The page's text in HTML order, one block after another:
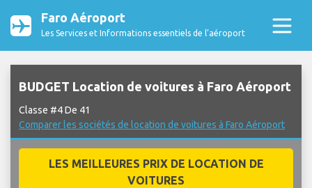
Faro Aéroport
Les Services et Informations essentiels de l’aéroport
BUDGET Location de voitures à Faro Aéroport
Classe #4 De 41
Comparer les sociétés de location de voitures à Faro Aéroport
LES MEILLEURES PRIX DE LOCATION DE
VOITURES